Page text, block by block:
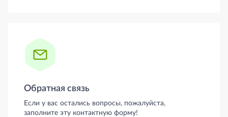
Обратная связь
Если у вас остались вопросы, пожалуйста,
заполните эту контактную форму!